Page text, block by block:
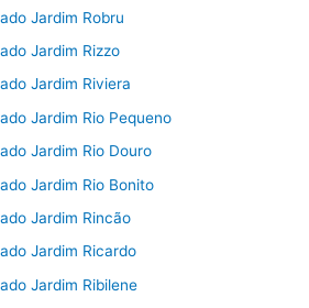
Jardim Robru
Jardim Rizzo
Jardim Riviera
Jardim Rio Pequeno
Jardim Rio Douro
Jardim Rio Bonito
Jardim Rincão
Jardim Ricardo
Jardim Ribilene